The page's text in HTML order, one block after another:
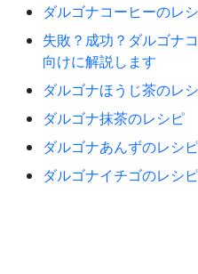
ダルゴナコーヒーのレ
失敗？成功？ダルゴナ
向けに解説します
ダルゴナほうじ茶のレ
ダルゴナ抹茶のレシピ
ダルゴナあんずのレシピ
ダルゴナイチゴのレシピ